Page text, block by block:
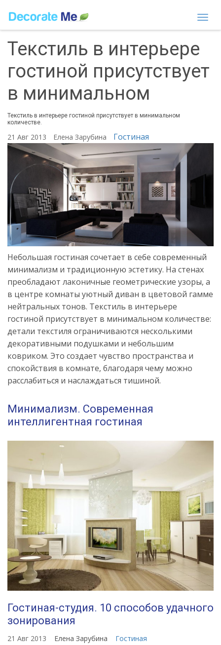
Текстиль в интерьере
гостиной присутствует
в минимальном
Текстиль в интерьере гостиной присутствует в минимальном
количестве.
21 Авг 2013 Елена Зарубина Гостиная
Небольшая гостиная сочетает в себе современный
минимализм и традиционную эстетику. На стенах
преобладают лаконичные геометрические узоры, а
в центре комнаты уютный диван в цветовой гамме
нейтральных тонов. Текстиль в интерьере
гостиной присутствует в минимальном количестве:
детали текстиля ограничиваются несколькими
декоративными подушками и небольшим
ковриком. Это создает чувство пространства и
спокойствия в комнате, благодаря чему можно
расслабиться и наслаждаться тишиной.
Минимализм. Современная
интеллигентная гостиная
Гостиная-студия. 10 способов удачного
зонирования
21 Авг 2013 Елена Зарубина Гостиная